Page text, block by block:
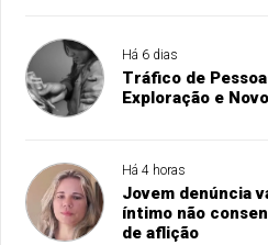
Há 6 dias
Tráfico de
Exploração e
Há 4 horas
Jovem denúncia
íntimo não
de aflição